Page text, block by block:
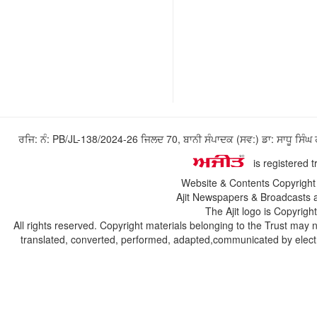
ਰਜਿ: ਨੰ: PB/JL-138/2024-26 ਜਿਲਦ 70, ਬਾਨੀ ਸੰਪਾਦਕ (ਸਵ:) ਡਾ: ਸਾਧੂ
is registered
Website & Contents
Ajit Newspapers &
The Ajit logo is
All rights reserved. Copyright materials belonging to the Trust
translated, converted, performed, adapted,communicated by